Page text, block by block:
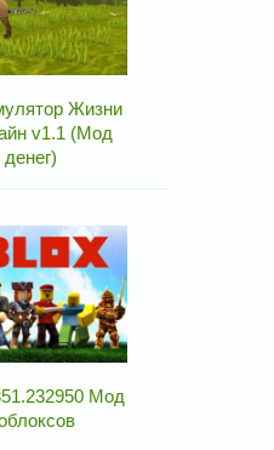
Жизни
v1.1 (Мод
денег)
Мод